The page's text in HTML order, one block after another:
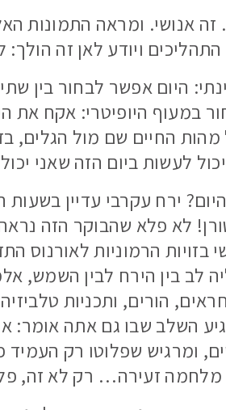
זה אנושי. ומראה התמונות
ויודע לאן זה
היום אפשר לבחור בין
במעוף היופיטרי: אקח את
החיים שם מול הגלים,
לעשות ביום הזה שאני
ירח עקרבי עדיין בשעות
לא פלא שהבוקר הזה
הרמוניות לאורנוס
לב בין הירח לבין השמש,
הורים, ותכניות
השלב שבו גם אתה אומר:
ומרגיש שפלוטו רק
מלחמה זעירה… רק לא זה,